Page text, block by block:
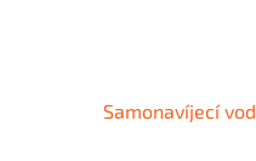
Samonavíjecí